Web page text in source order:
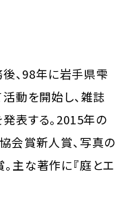
、98年に岩手県雫
動を開始し、雑誌
表する。2015年の
会賞新人賞、写真の
主な著作に『庭とエ